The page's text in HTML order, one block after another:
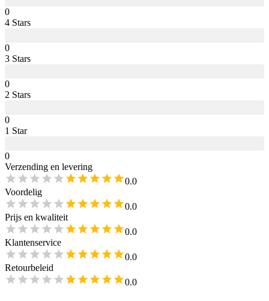
0
4 Stars
0
3 Stars
0
2 Stars
0
1 Star
0
Verzending en levering
0.0
Voordelig
0.0
Prijs en kwaliteit
0.0
Klantenservice
0.0
Retourbeleid
0.0